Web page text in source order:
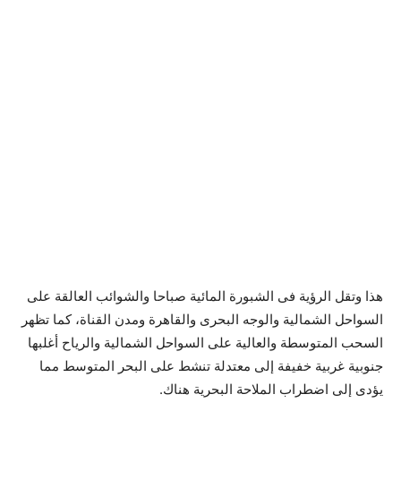
هذا وتقل الرؤية فى الشبورة المائية صباحا والشوائب العالقة على
السواحل الشمالية والوجه البحرى والقاهرة ومدن القناة، كما تظهر
السحب المتوسطة والعالية على السواحل الشمالية والرياح أغلبها
جنوبية غربية خفيفة إلى معتدلة تنشط على البحر المتوسط مما
يؤدى إلى اضطراب الملاحة البحرية هناك.